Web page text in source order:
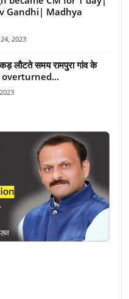
Gandhi| Madhya
2023
लौटते समय रामपुरा गांव के
overturned...